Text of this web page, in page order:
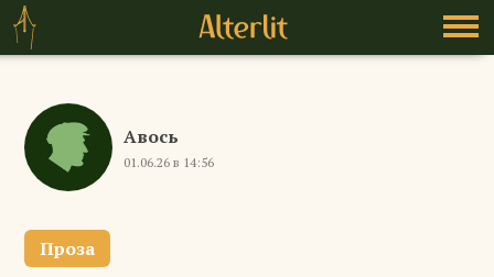
Авось
01.06.26 в 14:56
Проза